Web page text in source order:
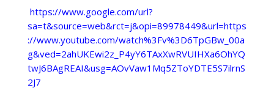
https://www.google.com/url?
sa=t&source=web&rct=j&opi=89978449&url=https
://www.youtube.com/watch%3Fv%3D6TpGBw_00a
g&ved=2ahUKEwi2z_P4yY6TAxXwRVUIHXa6OhYQ
twJ6BAgREAI&usg=AOvVaw1Mq5ZToYDTE5S7ilrnS
2J7